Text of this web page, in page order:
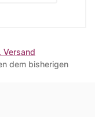
Versand
dem bisherigen